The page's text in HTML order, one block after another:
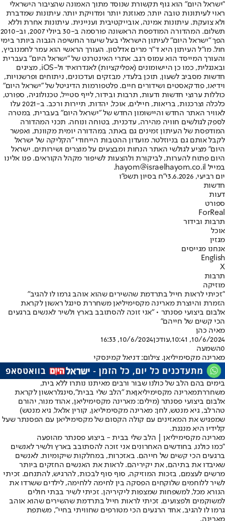
"ישראל היום" הוא גוף תקשורת שנוסד מתוך האמונה שהציבור הישראלי
ראוי לעיתונות טובה יותר, מאוזנת יותר ומדויקת יותר. עיתונות שמדברת
ולא צועקת. עיתונות אמינה, אובייקטיבית ועניינית. עיתונות אחרת וללא
תשלום. המהדורה המודפסת הראשונה פורסמה ב-30 ביולי 2007, וב-2010
הפך "ישראל היום" לעיתון הישראלי בעל שיעור החשיפה הגבוה ביותר בימי
חול. מו"ל העיתון היא ד"ר מרים אדלסון. העורך הראשי הוא עמר לחמנוביץ,
והעורך המייסד הוא עמוס רגב. אתרי האינטרנט של "ישראל היום" בעברית
ובאנגלית, כמו כן היישומונים (אפליקציות) לאנדרואיד ול-iOS, מציגים
חדשות מסביב לשעון, תוכן בלעדי, מבזקים ועדכונים, ניתוחים ופרשנויות,
וידיאו, פודקאסטים ושידורים חיים. פלטפורמות הדיגיטל של "ישראל היום"
כוללות ערוצי חדשות ודעות, תרבות ובידור, לייף סטייל, טכנולוגיה, ספורט,
כלכלה וצרכנות, בריאות, חיילים, אוכל, יהדות, תיירות ורכב. ב-2021 עלו
לאוויר האתר החדש והיישומון החדש של "ישראל היום" בעברית, במטרה
לספק לגולשים חוויה מהירה, עדכנית, בטוחה ונוחה. תכני המהדורה
המודפסת של העיתון זמינים גם באתר, במהדורה יומית מקוונת, ואפשר
לקבל אותם גם בניוזלטר. מועדון ההטבות הייחודי "הקליקה של ישראל
היום" מציע לגולשי האתר הנחות ומבצעים על מוצרים ושירותים. ישראל
היום פתוח להערות, לביקורת ולהצעות לשיפור מקהל הקוראים. פנו אלינו
במייל hayom@israelhayom.co.il.
יום רביעי, 3.6.2026
י"ח בסיון תשפ"ו
חדשות
דעות
ספורט
ForReal
תרבות ובידור
אוכל
מגזין
אנחנו מגייסים
English
X
תרבות
מוזיקה
"זכיתי לראות חייל בתרדמת שהשירים שהוא אוהב גרמו לו להגיב"
הזמרת והיוצרת מארינה מקסימיליאן משחררת סינגל ראשון לקראת
אלבום ביצועי פסנתר • "אני זוכה להסתובב בארץ ולשיר לאנשים ברגעים
הכי קשים של חייהם"
מאיה כהן
10/6/2024, 10:41
,עודכן10/6/2024, 16:33
0השמעה
מארינה מקסימיליאן. צילום: דניאל קמינסקי
בימים בהם הלב של כולנו שבור ורבים מאיתנו נותרו ללא בית,
משחררתמארינה מקסימיליאןאת "הלב שלי בבית",סינגלראשון לקראת
אלבום ביצועי פסנתר (מילים: מארינה מקסימיליאן, אהוד מנור, יהורם
טהרלב, גיא מנטש, לחן: מארינה מקסימיליאן, קורין אלאל, גיא מנטש)
שמפגיש את המאזינים עם קולה הקסום של מקסימיליאן עם הפסנתר שעל
קלידיו היא מנגנת.
מארינה מקסימיליאן | הלב שלי בבית - ביצוע פסנתר מהופעה
"כמו כולנו, בחודשים האחרונים אני זוכה להסתובב בארץ ולשיר לאנשים
ברגעים הכי קשים של חייהם. באזכרות, במחלקות שיקומיות. לאנשים
שאיבדו את בתיהם, את יקיריהם. לראות את האנשים החזקים ביותר
מרשים לעצמם, בזכות המוזיקה, סוף סוף לבכות, להרגיש, להתנחם. זכיתי
לשיר ללוחמים שלוקחים הפסקה בין לחימה ללחימה, לילדים ששרדו את
הנורא מכל, למשפחות שמצפות ליקיריהן. זכיתי לשיר בבתי חולים
למשוקמים ולפצועים. זכיתי לראות חייל בתרדמת שהשירים שהוא אוהב
גרמו לו להגיב, אחד הרגעים הכי מטורפים שחוויתי בחיי", משתפת